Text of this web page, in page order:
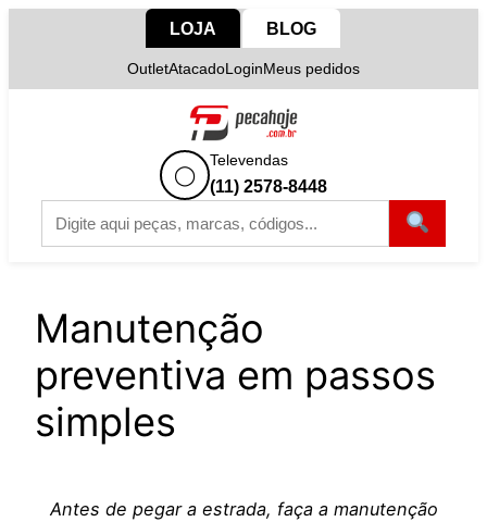
LOJA BLOG
OutletAtacadoLoginMeus pedidos
◯
Televendas
(11) 2578-8448
Manutenção
preventiva em passos
simples
Antes de pegar a estrada, faça a manutenção